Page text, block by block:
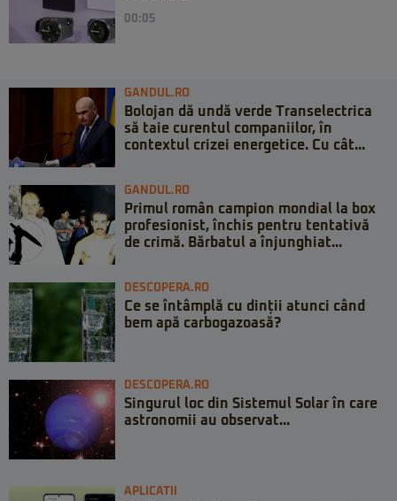
00:05
GANDUL.RO
Bolojan dă undă verde Transelectrica
să taie curentul companiilor, în
contextul crizei energetice. Cu cât...
GANDUL.RO
Primul român campion mondial la box
profesionist, închis pentru tentativă
de crimă. Bărbatul a înjunghiat...
DESCOPERA.RO
Ce se întâmplă cu dinții atunci când
bem apă carbogazoasă?
DESCOPERA.RO
Singurul loc din Sistemul Solar în care
astronomii au observat...
APLICATII